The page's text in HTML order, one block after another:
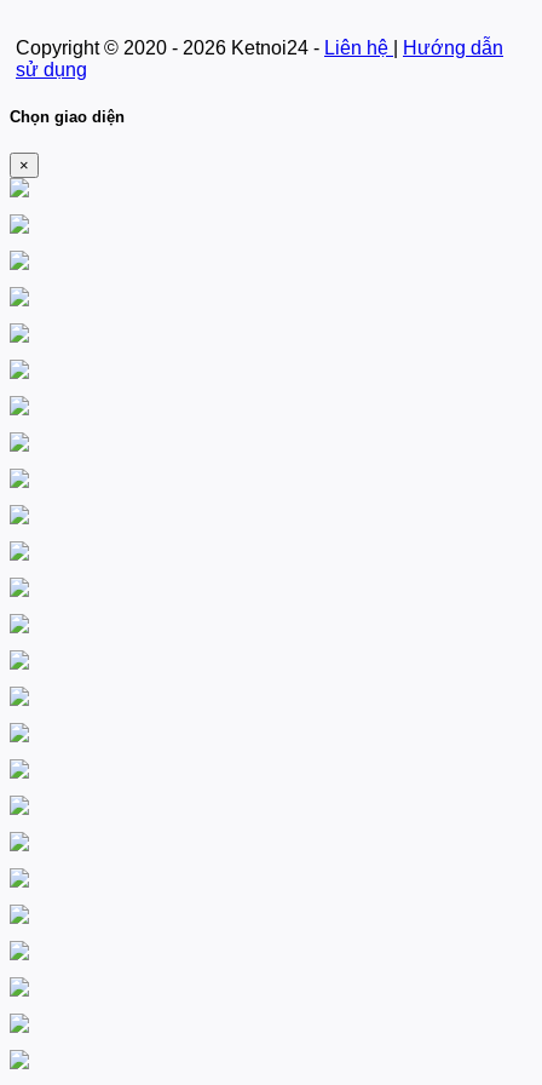
Copyright © 2020 - 2026 Ketnoi24 - Liên hệ
Hướng dẫn
sử dụng
Chọn giao diện
×